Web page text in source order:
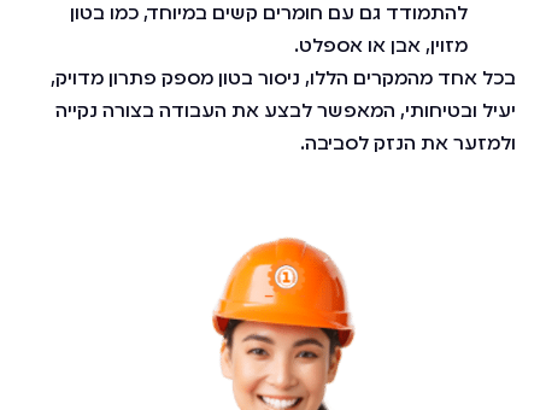
להתמודד גם עם חומרים קשים במיוחד, כמו בטון
מזוין, אבן או אספלט.
בכל אחד מהמקרים הללו, ניסור בטון מספק פתרון מדויק,
יעיל ובטיחותי, המאפשר לבצע את העבודה בצורה נקייה
ולמזער את הנזק לסביבה.